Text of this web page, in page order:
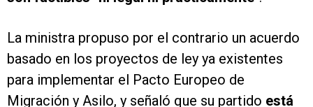
La ministra propuso por el contrario un acuerdo
basado en los proyectos de ley ya existentes
para implementar el Pacto Europeo de
Migración y Asilo, y señaló que su partido está